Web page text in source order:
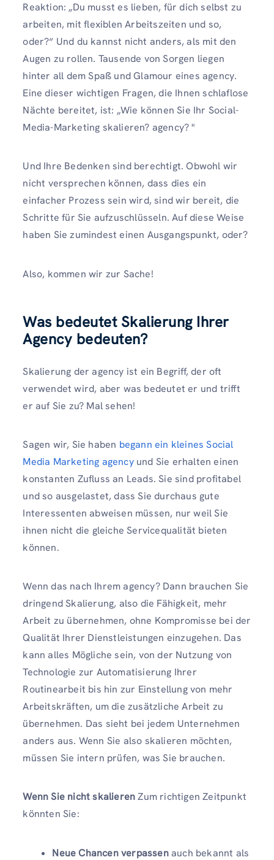
Reaktion: „Du musst es lieben, für dich selbst zu
arbeiten, mit flexiblen Arbeitszeiten und so,
oder?“ Und du kannst nicht anders, als mit den
Augen zu rollen. Tausende von Sorgen liegen
hinter all dem Spaß und Glamour eines agency.
Eine dieser wichtigen Fragen, die Ihnen schlaflose
Nächte bereitet, ist: „Wie können Sie Ihr Social-
Media-Marketing skalieren? agency? "
Und Ihre Bedenken sind berechtigt. Obwohl wir
nicht versprechen können, dass dies ein
einfacher Prozess sein wird, sind wir bereit, die
Schritte für Sie aufzuschlüsseln. Auf diese Weise
haben Sie zumindest einen Ausgangspunkt, oder?
Also, kommen wir zur Sache!
Was bedeutet Skalierung Ihrer
Agency bedeuten?
Skalierung der agency ist ein Begriff, der oft
verwendet wird, aber was bedeutet er und trifft
er auf Sie zu? Mal sehen!
Sagen wir, Sie haben begann ein kleines Social
Media Marketing agencyund Sie erhalten einen
konstanten Zufluss an Leads. Sie sind profitabel
und so ausgelastet, dass Sie durchaus gute
Interessenten abweisen müssen, nur weil Sie
ihnen nicht die gleiche Servicequalität bieten
können.
Wenn das nach Ihrem agency? Dann brauchen Sie
dringend Skalierung, also die Fähigkeit, mehr
Arbeit zu übernehmen, ohne Kompromisse bei der
Qualität Ihrer Dienstleistungen einzugehen. Das
kann alles Mögliche sein, von der Nutzung von
Technologie zur Automatisierung Ihrer
Routinearbeit bis hin zur Einstellung von mehr
Arbeitskräften, um die zusätzliche Arbeit zu
übernehmen. Das sieht bei jedem Unternehmen
anders aus. Wenn Sie also skalieren möchten,
müssen Sie intern prüfen, was Sie brauchen.
Wenn Sie nicht skalierenZum richtigen Zeitpunkt
könnten Sie:
Neue Chancen verpassenauch bekannt als